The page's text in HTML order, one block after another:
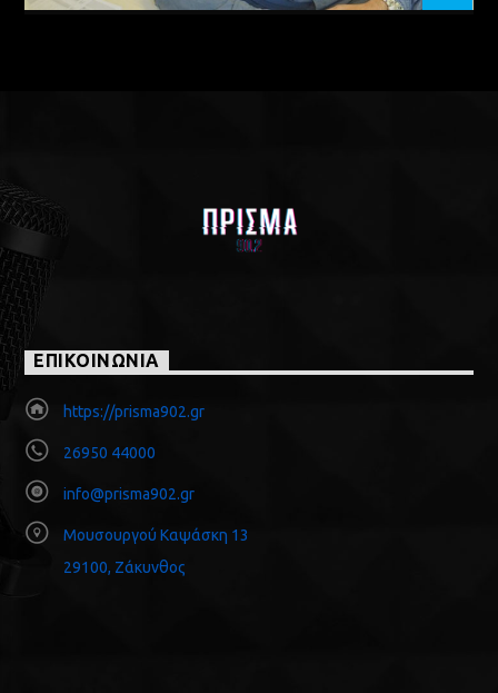
ΕΠΙΚΟΙΝΩΝΙΑ
https://prisma902.gr
26950 44000
info@prisma902.gr
Μουσουργού Καψάσκη 13
29100, Ζάκυνθος